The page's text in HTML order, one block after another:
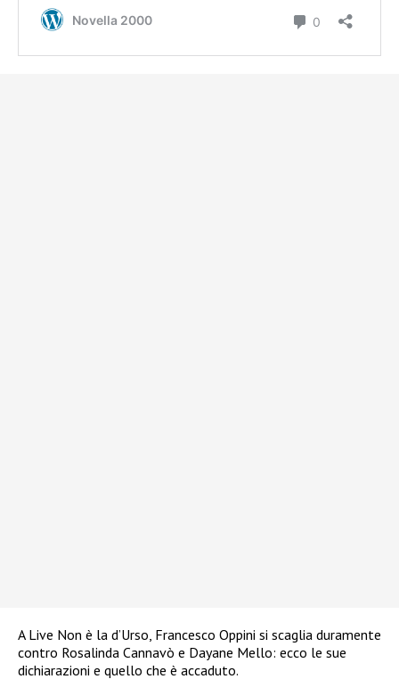
A Live Non è la d’Urso, Francesco Oppini si scaglia duramente
contro Rosalinda Cannavò e Dayane Mello: ecco le sue
dichiarazioni e quello che è accaduto.